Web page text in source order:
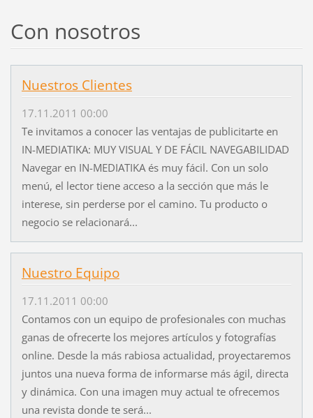
Con nosotros
Nuestros Clientes
17.11.2011 00:00
Te invitamos a conocer las ventajas de publicitarte en
IN-MEDIATIKA: MUY VISUAL Y DE FÁCIL NAVEGABILIDAD
Navegar en IN-MEDIATIKA és muy fácil. Con un solo
menú, el lector tiene acceso a la sección que más le
interese, sin perderse por el camino. Tu producto o
negocio se relacionará...
Nuestro Equipo
17.11.2011 00:00
Contamos con un equipo de profesionales con muchas
ganas de ofrecerte los mejores artículos y fotografías
online. Desde la más rabiosa actualidad, proyectaremos
juntos una nueva forma de informarse más ágil, directa
y dinámica. Con una imagen muy actual te ofrecemos
una revista donde te será...